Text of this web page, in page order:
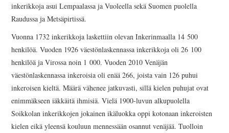
BLOGI
YHTEYSTIEDOT
inkerikkoja asui Lempaalassa ja Vuoleella sekä Suomen puolella
Raudussa ja Metsäpirtissä.
Vuonna 1732 inkerikkoja laskettiin olevan Inkerinmaalla 14 500
henkilöä. Vuoden 1926 väestönlaskennassa inkerikkoja oli 26 100
henkilöä ja Virossa noin 1 000. Vuoden 2010 Venäjän
väestönlaskennassa inkeroisia oli enää 266, joista vain 126 puhui
inkeroisen kieltä. Määrä vähenee jatkuvasti, sillä kielen puhujat ovat
enimmäkseen iäkkäitä ihmisiä. Vielä 1900-luvun alkupuolella
Soikkolan inkerikkojen jokainen ikäluokka oppi kotonaan inkeroisten
kielen eikä yleensä kouluun mennessään osannut venäjää. Tuolloin